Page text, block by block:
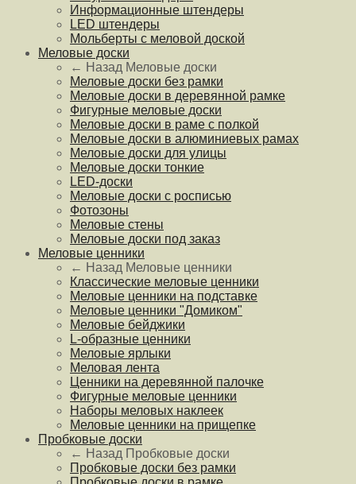
Информационные штендеры
LED штендеры
Мольберты с меловой доской
Меловые доски
← Назад Меловые доски
Меловые доски без рамки
Меловые доски в деревянной рамке
Фигурные меловые доски
Меловые доски в раме с полкой
Меловые доски в алюминиевых рамах
Меловые доски для улицы
Меловые доски тонкие
LED-доски
Меловые доски с росписью
Фотозоны
Меловые стены
Меловые доски под заказ
Меловые ценники
← Назад Меловые ценники
Классические меловые ценники
Меловые ценники на подставке
Меловые ценники "Домиком"
Меловые бейджики
L-образные ценники
Меловые ярлыки
Меловая лента
Ценники на деревянной палочке
Фигурные меловые ценники
Наборы меловых наклеек
Меловые ценники на прищепке
Пробковые доски
← Назад Пробковые доски
Пробковые доски без рамки